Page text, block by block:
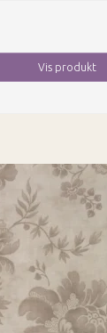
Vis produkt